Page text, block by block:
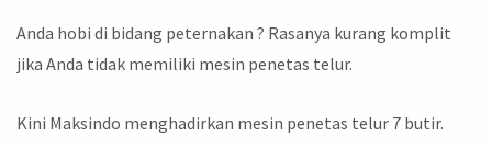
Anda hobi di bidang peternakan ? Rasanya kurang komplit
jika Anda tidak memiliki mesin penetas telur.
Kini Maksindo menghadirkan mesin penetas telur 7 butir.